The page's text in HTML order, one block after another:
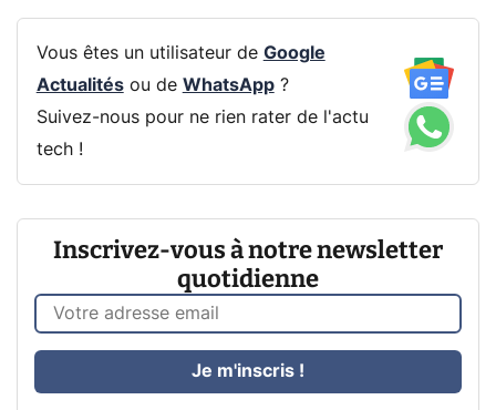
Vous êtes un utilisateur de Google
Actualitésou de WhatsApp?
Suivez-nous pour ne rien rater de l'actu
tech !
Inscrivez-vous à notre newsletter
quotidienne
Je m'inscris !